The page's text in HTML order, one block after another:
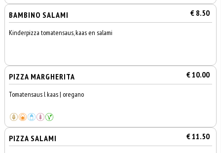
BAMBINO SALAMI € 8.50
Kinderpizza tomatensaus, kaas en salami
PIZZA MARGHERITA € 10.00
Tomatensaus l kaas | oregano
PIZZA SALAMI € 11.50